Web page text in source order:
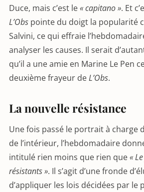
Duce, mais c’est le« capitano ». Et
L’Obs pointe du doigt la popularité
Salvini, ce qui effraie
analyser les causes. Il serait
qu’il a une amie en Marine Le Pen
deuxième frayeur deL’Obs.
La nouvelle résistance
Une fois passé le portrait à charge
de l’intérieur, l’hebdomadaire
intitulé rien moins que rien que«
résistants ». Il s’agit d’une fronde
d’appliquer les lois décidées par